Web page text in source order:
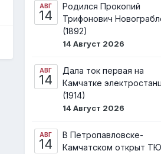
АВГ
14
Родился Прокопий
Трифонович
(1892)
14 Август 2026
АВГ
14
Дала ток первая на
Камчатке
(1914)
14 Август 2026
АВГ
14
В Петропавловске-
Камчатском открыт